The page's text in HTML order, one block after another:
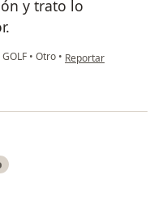
y trato lo
• Otro • en opinión del usuario
Reportar